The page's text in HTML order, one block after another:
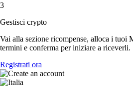
3
Gestisci crypto
Vai alla sezione ricompense, alloca i tuoi
termini e conferma per iniziare a riceverli.
Registrati ora